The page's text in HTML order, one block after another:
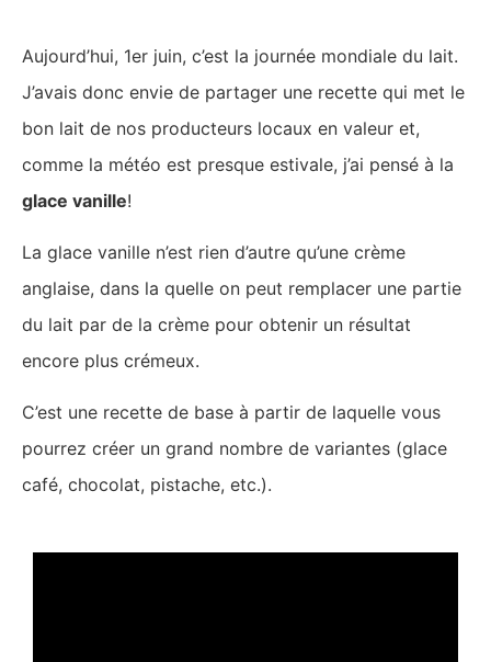
Aujourd’hui, 1er juin, c’est la journée mondiale du lait.
J’avais donc envie de partager une recette qui met le
bon lait de nos producteurs locaux en valeur et,
comme la météo est presque estivale, j’ai pensé à la
glace vanille!
La glace vanille n’est rien d’autre qu’une crème
anglaise, dans la quelle on peut remplacer une partie
du lait par de la crème pour obtenir un résultat
encore plus crémeux.
C’est une recette de base à partir de laquelle vous
pourrez créer un grand nombre de variantes (glace
café, chocolat, pistache, etc.).